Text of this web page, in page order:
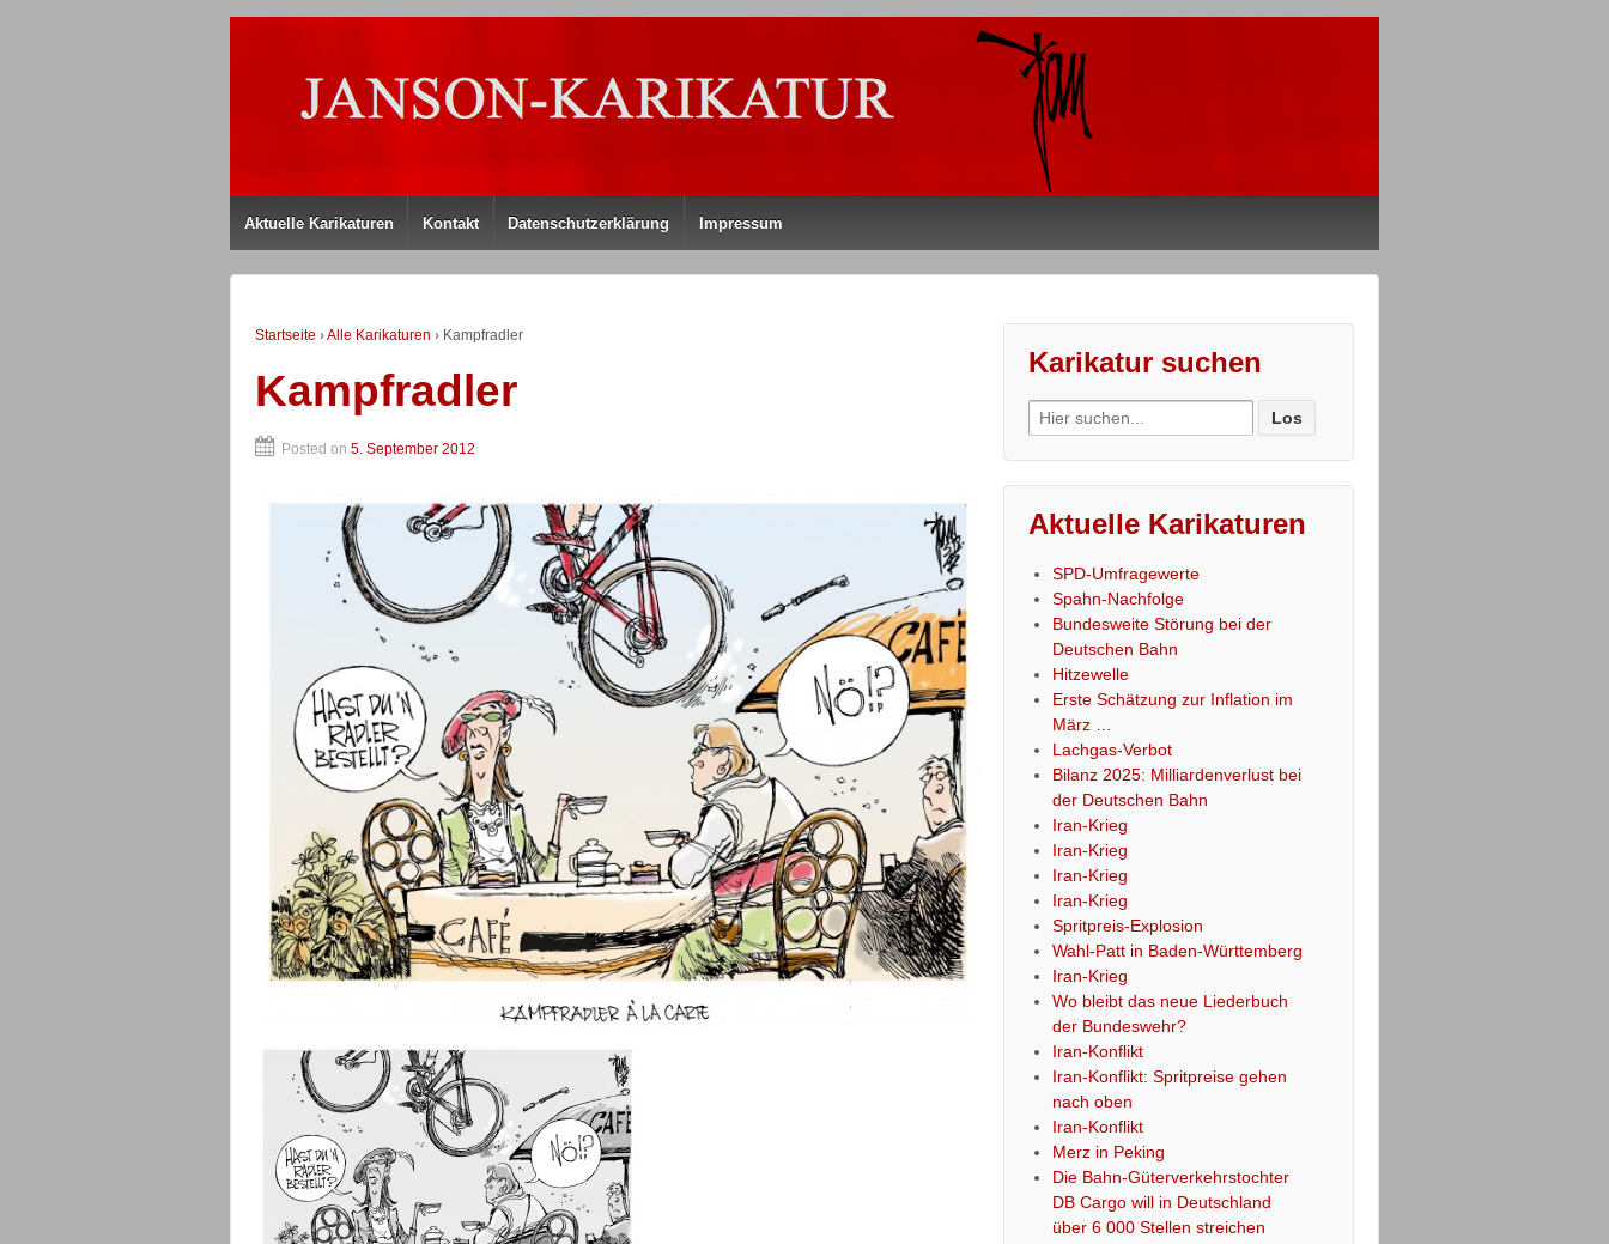
Aktuelle Karikaturen Kontakt Datenschutzerklärung Impressum
Startseite ›Alle Karikaturen › Kampfradler
Kampfradler
Posted on 5. September 2012
Karikatur suchen
Search
for:
Aktuelle Karikaturen
SPD-Umfragewerte
Spahn-Nachfolge
Bundesweite Störung bei der
Deutschen Bahn
Hitzewelle
Erste Schätzung zur Inflation im
März …
Lachgas-Verbot
Bilanz 2025: Milliardenverlust bei
der Deutschen Bahn
Iran-Krieg
Iran-Krieg
Iran-Krieg
Iran-Krieg
Spritpreis-Explosion
Wahl-Patt in Baden-Württemberg
Iran-Krieg
Wo bleibt das neue Liederbuch
der Bundeswehr?
Iran-Konflikt
Iran-Konflikt: Spritpreise gehen
nach oben
Iran-Konflikt
Merz in Peking
Die Bahn-Güterverkehrstochter
DB Cargo will in Deutschland
über 6 000 Stellen streichen